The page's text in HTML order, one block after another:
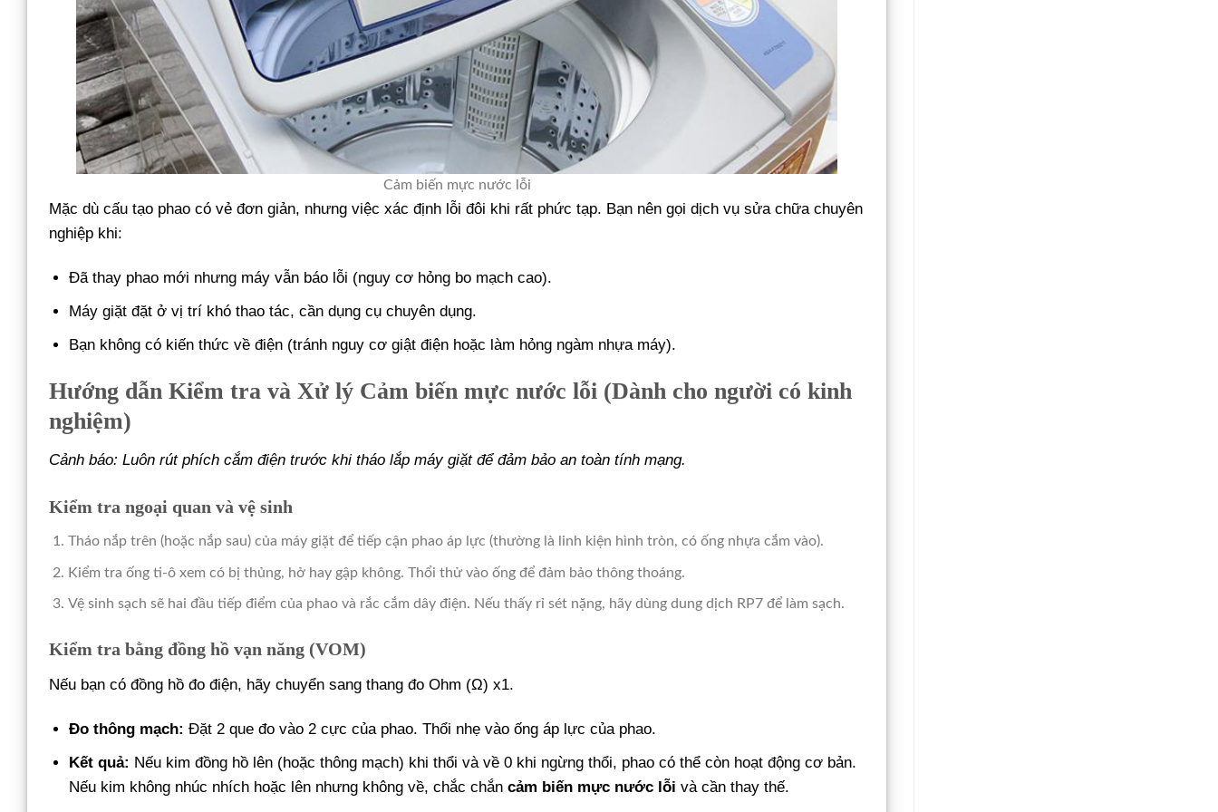
Cảm biến mực nước lỗi
Mặc dù cấu tạo phao có vẻ đơn giản, nhưng việc xác định lỗi đôi khi rất phức tạp. Bạn nên gọi dịch vụ sửa chữa chuyên
nghiệp khi:
Đã thay phao mới nhưng máy vẫn báo lỗi (nguy cơ hỏng bo mạch cao).
Máy giặt đặt ở vị trí khó thao tác, cần dụng cụ chuyên dụng.
Bạn không có kiến thức về điện (tránh nguy cơ giật điện hoặc làm hỏng ngàm nhựa máy).
Hướng dẫn Kiểm tra và Xử lý Cảm biến mực nước lỗi (Dành cho người có kinh
nghiệm)
Cảnh báo: Luôn rút phích cắm điện trước khi tháo lắp máy giặt để đảm bảo an toàn tính mạng.
Kiểm tra ngoại quan và vệ sinh
Tháo nắp trên (hoặc nắp sau) của máy giặt để tiếp cận phao áp lực (thường là linh kiện hình tròn, có ống nhựa cắm vào).
Kiểm tra ống ti-ô xem có bị thủng, hở hay gập không. Thổi thử vào ống để đảm bảo thông thoáng.
Vệ sinh sạch sẽ hai đầu tiếp điểm của phao và rắc cắm dây điện. Nếu thấy rỉ sét nặng, hãy dùng dung dịch RP7 để làm sạch.
Kiểm tra bằng đồng hồ vạn năng (VOM)
Nếu bạn có đồng hồ đo điện, hãy chuyển sang thang đo Ohm (Ω) x1.
Đo thông mạch: Đặt 2 que đo vào 2 cực của phao. Thổi nhẹ vào ống áp lực của phao.
Kết quả: Nếu kim đồng hồ lên (hoặc thông mạch) khi thổi và về 0 khi ngừng thổi, phao có thể còn hoạt động cơ bản.
Nếu kim không nhúc nhích hoặc lên nhưng không về, chắc chắncảm biến mực nước lỗi và cần thay thế.